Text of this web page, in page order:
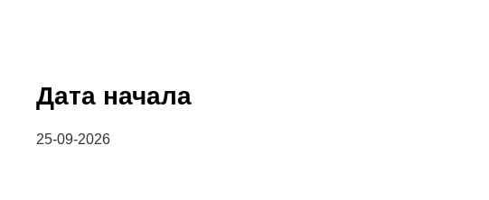
Дата начала
25-09-2026